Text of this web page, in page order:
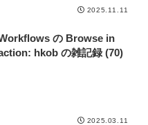
2025.11.11
の Browse in
hkob の雑記録 (70)
2025.03.11